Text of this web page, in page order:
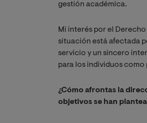
gestión académica.
Mi interés por el
situación está afectada
servicio y un sincero
para los individuos como
¿Cómo afrontas la
objetivos se han